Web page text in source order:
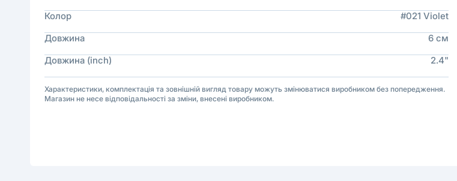
Колор
#021 Violet
Довжина
6 см
Довжина (inch)
2.4"
Характеристики, комплектація та зовнішній вигляд товару можуть змінюватися виробником без попередження.
Магазин не несе відповідальності за зміни, внесені виробником.